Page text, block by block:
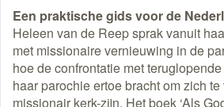
Een praktische gids voor de
Heleen van de Reep sprak vanuit
met missionaire vernieuwing in de
hoe de confrontatie met
haar parochie ertoe bracht om zich
missionair kerk-zijn. Het boek ‘Als